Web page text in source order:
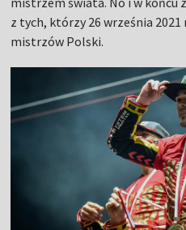
z tych, którzy 26 września
mistrzów Polski.